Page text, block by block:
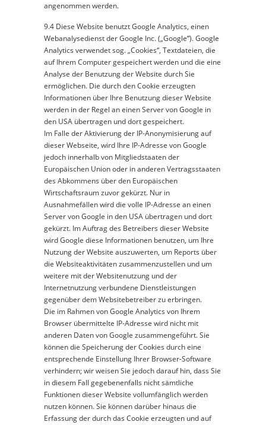
angenommen werden.
9.4 Diese Website benutzt Google Analytics, einen
Webanalysedienst der Google Inc. („Google“). Google
Analytics verwendet sog. „Cookies“, Textdateien, die
auf Ihrem Computer gespeichert werden und die eine
Analyse der Benutzung der Website durch Sie
ermöglichen. Die durch den Cookie erzeugten
Informationen über Ihre Benutzung dieser Website
werden in der Regel an einen Server von Google in
den USA übertragen und dort gespeichert.
Im Falle der Aktivierung der IP-Anonymisierung auf
dieser Webseite, wird Ihre IP-Adresse von Google
jedoch innerhalb von Mitgliedstaaten der
Europäischen Union oder in anderen Vertragsstaaten
des Abkommens über den Europäischen
Wirtschaftsraum zuvor gekürzt. Nur in
Ausnahmefällen wird die volle IP-Adresse an einen
Server von Google in den USA übertragen und dort
gekürzt. Im Auftrag des Betreibers dieser Website
wird Google diese Informationen benutzen, um Ihre
Nutzung der Website auszuwerten, um Reports über
die Websiteaktivitäten zusammenzustellen und um
weitere mit der Websitenutzung und der
Internetnutzung verbundene Dienstleistungen
gegenüber dem Websitebetreiber zu erbringen.
Die im Rahmen von Google Analytics von Ihrem
Browser übermittelte IP-Adresse wird nicht mit
anderen Daten von Google zusammengeführt. Sie
können die Speicherung der Cookies durch eine
entsprechende Einstellung Ihrer Browser-Software
verhindern; wir weisen Sie jedoch darauf hin, dass Sie
in diesem Fall gegebenenfalls nicht sämtliche
Funktionen dieser Website vollumfänglich werden
nutzen können. Sie können darüber hinaus die
Erfassung der durch das Cookie erzeugten und auf